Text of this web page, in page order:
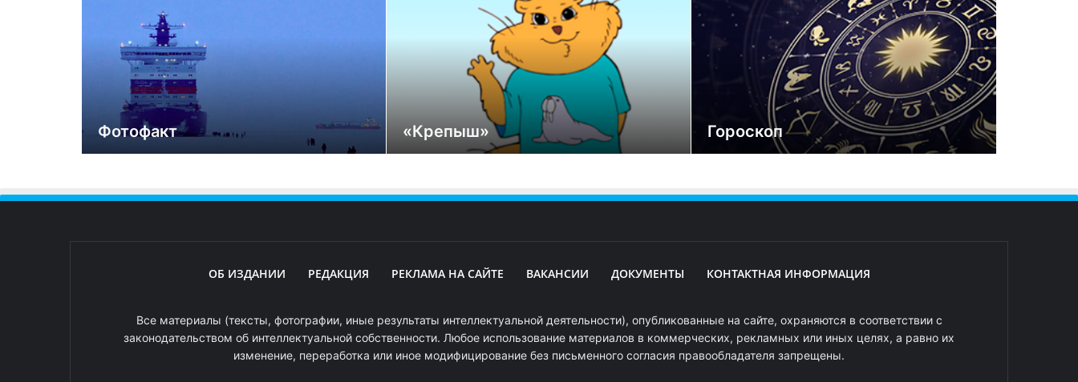
Фотофакт «Крепыш» Гороскоп
ОБ ИЗДАНИИ РЕДАКЦИЯ РЕКЛАМА НА САЙТЕ ВАКАНСИИ ДОКУМЕНТЫ КОНТАКТНАЯ ИНФОРМАЦИЯ
Все материалы (тексты, фотографии, иные результаты интеллектуальной деятельности), опубликованные на сайте, охраняются в соответствии с
законодательством об интеллектуальной собственности. Любое использование материалов в коммерческих, рекламных или иных целях, а равно их
изменение, переработка или иное модифицирование без письменного согласия правообладателя запрещены.